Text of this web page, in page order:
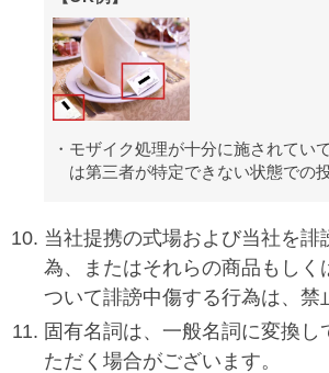
モザイク処理が十分に施されてい
は第三者が特定できない状態での
当社提携の式場および当社を誹
為、またはそれらの商品もしく
ついて誹謗中傷する行為は、禁
固有名詞は、一般名詞に変換し
ただく場合がございます。